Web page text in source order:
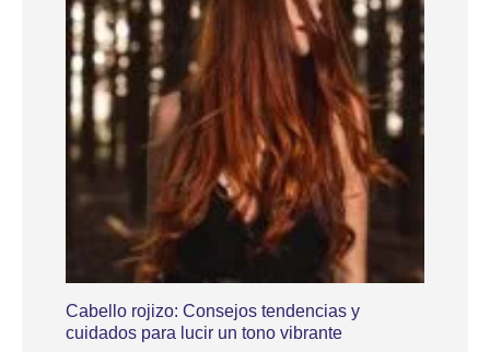
Cabello rojizo: Consejos tendencias y
cuidados para lucir un tono vibrante